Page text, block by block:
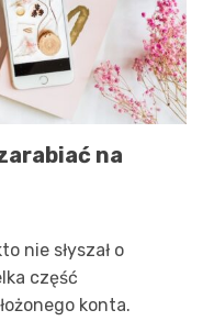
na
nie słyszał o
część
konta.